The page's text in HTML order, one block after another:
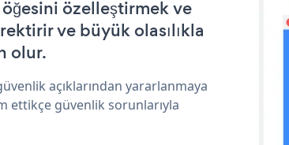
özelleştirmek ve
ve büyük olasılıkla
olur.
açıklarından yararlanmaya
ettikçe güvenlik sorunlarıyla